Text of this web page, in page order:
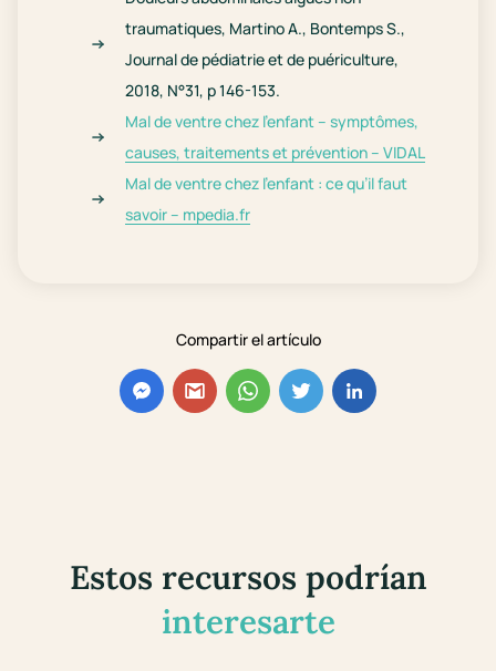
Compartir el artículo
traumatiques, Martino A., Bontemps S.,
Journal de pédiatrie et de puériculture,
2018, N°31, p 146-153.
Mal de ventre chez l’enfant – symptômes,
causes, traitements et prévention – VIDAL
Mal de ventre chez l’enfant : ce qu’il faut
savoir – mpedia.fr
Estos recursos podrían
interesarte